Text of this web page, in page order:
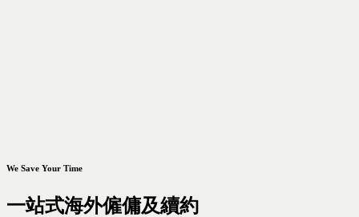
We Save Your Time
一站式海外僱傭及續約